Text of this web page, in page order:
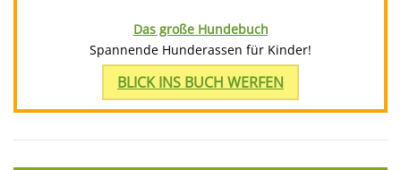
Das große Hundebuch
Spannende Hunderassen für Kinder!
BLICK INS BUCH WERFEN